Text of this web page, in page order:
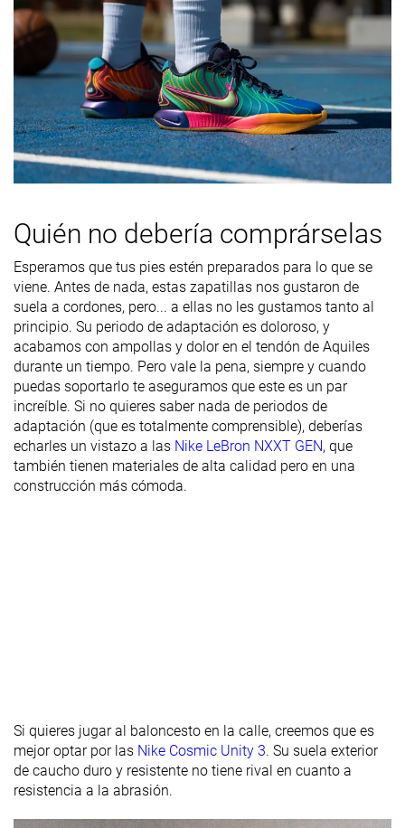
Antepié 22.4 mm 23.4 mm 24.6 mm
Tallan un poquito
pequeño
Tallan bien
Media talla
pequeñas
Rigidez de la
mediasuela
- Equilibrada Firme
Flexibilidad Rígida Rígida Rígida
Rigidez del
contrafuerte
del talón
Firmes Firmes Firmes
Anchura /
ajuste
Ancha Ancha
Anchura de la
parte
delantera
Media Media Media
Anchura de la
mediasuela -
antepié
Ancha Estándar Ancha
Grosor de la
plantilla
Estándar Muy gruesa Estándar
Dureza de la
Estándar
Quién no debería comprárselas
Esperamos que tus pies estén preparados para lo que se
viene. Antes de nada, estas zapatillas nos gustaron de
suela a cordones, pero... a ellas no les gustamos tanto al
principio. Su periodo de adaptación es doloroso, y
acabamos con ampollas y dolor en el tendón de Aquiles
durante un tiempo. Pero vale la pena, siempre y cuando
puedas soportarlo te aseguramos que este es un par
increíble. Si no quieres saber nada de periodos de
adaptación (que es totalmente comprensible), deberías
echarles un vistazo a las Nike LeBron NXXT GEN, que
también tienen materiales de alta calidad pero en una
construcción más cómoda.
Si quieres jugar al baloncesto en la calle, creemos que es
mejor optar por las Nike Cosmic Unity 3. Su suela exterior
de caucho duro y resistente no tiene rival en cuanto a
resistencia a la abrasión.